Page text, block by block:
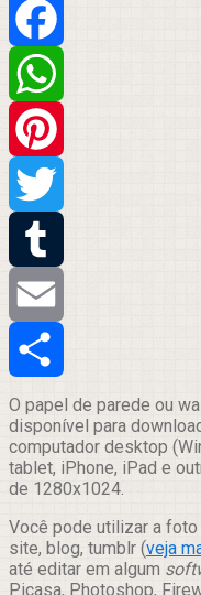
Facebook
WhatsApp
Pinterest
Twitter
Tumblr
Email
Compartilhar
O papel de parede ou
disponível para
computador desktop
tablet, iPhone, iPad e
de 1280x1024.
Você pode utilizar a
site, blog, tumblr (veja
até editar em algum
Picasa, Photoshop,